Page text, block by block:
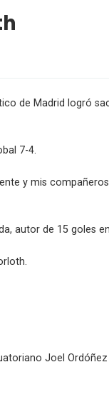
de Madrid logró
7-4.
y mis
autor de 15 goles
Joel